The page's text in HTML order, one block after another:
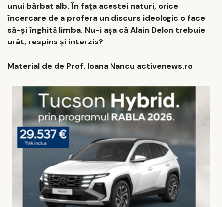
unui bărbat alb. În fața acestei naturi, orice
încercare de a profera un discurs ideologic o face
să-și înghită limba. Nu-i așa că Alain Delon trebuie
urât, respins și interzis?
Material de de Prof. Ioana Nancu activenews.ro